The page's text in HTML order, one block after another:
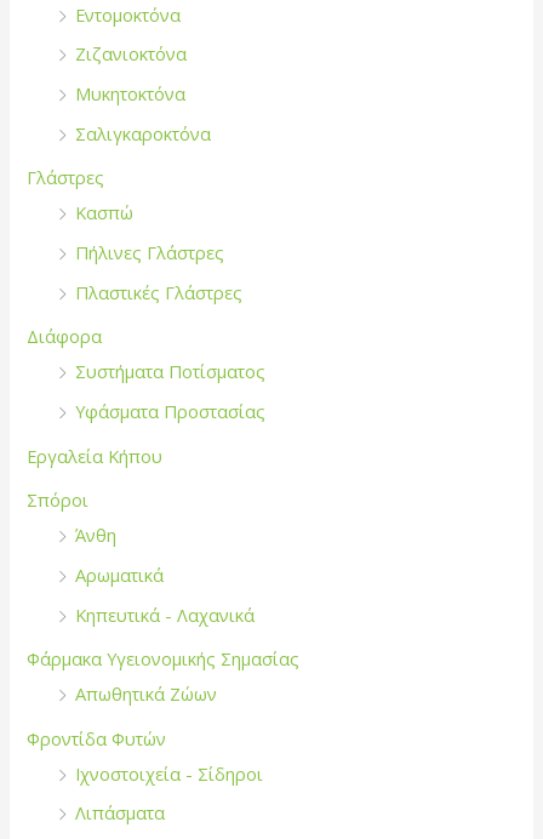
Εντομοκτόνα
Ζιζανιοκτόνα
Μυκητοκτόνα
Σαλιγκαροκτόνα
Γλάστρες
Κασπώ
Πήλινες Γλάστρες
Πλαστικές Γλάστρες
Διάφορα
Συστήματα Ποτίσματος
Υφάσματα Προστασίας
Εργαλεία Κήπου
Σπόροι
Άνθη
Αρωματικά
Κηπευτικά - Λαχανικά
Φάρμακα Υγειονομικής Σημασίας
Απωθητικά Ζώων
Φροντίδα Φυτών
Ιχνοστοιχεία - Σίδηροι
Λιπάσματα